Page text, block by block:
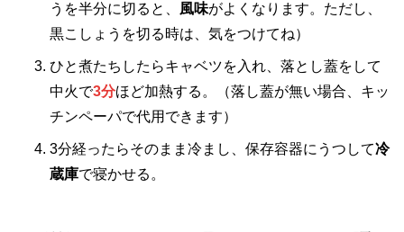
うを半分に切ると、 風味がよくなります。ただし、
黒こしょうを切る時は、気をつけてね）
ひと煮たちしたらキャベツを入れ、落とし蓋をして
中火で3分ほど加熱する。（落し蓋が無い場合、キッ
チンペーパで代用できます）
3分経ったらそのまま冷まし、保存容器にうつして冷
蔵庫で寝かせる。